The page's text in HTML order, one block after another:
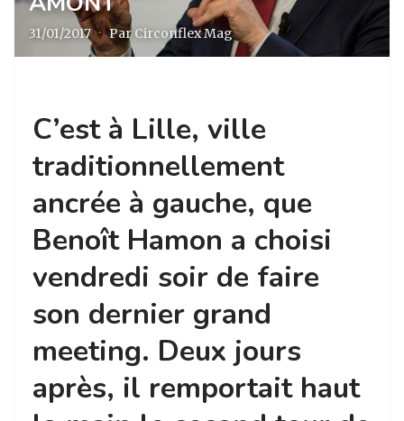
31/01/2017 · Par Circonflex Mag
C’est à Lille, ville
traditionnellement
ancrée à gauche, que
Benoît Hamon a choisi
vendredi soir de faire
son dernier grand
meeting. Deux jours
après, il remportait haut